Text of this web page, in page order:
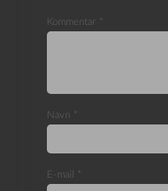
Kommentar *
Navn *
E-mail *